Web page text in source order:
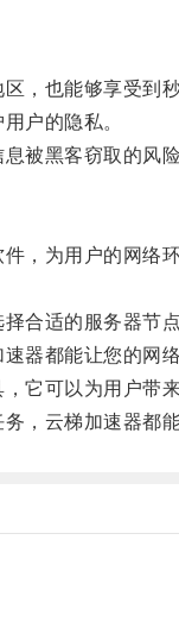
也能够享受到秒
户的隐私。
被黑客窃取的风险
为用户的网络环
适的服务器节点
都能让您的网络
可以为用户带
云梯加速器都能